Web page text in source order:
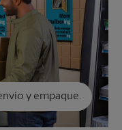
y empaque.